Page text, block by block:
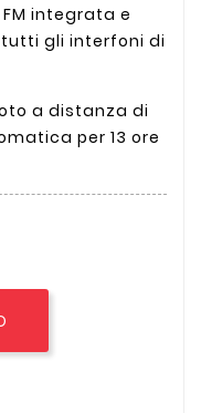
integrata e
gli interfoni di
a distanza di
per 13 ore